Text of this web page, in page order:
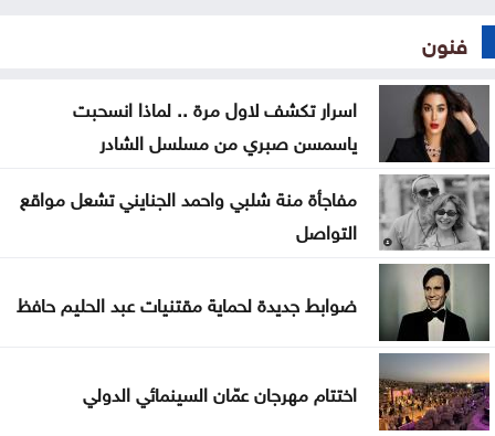
فنون
اسرار تكشف لاول مرة .. لماذا انسحبت
ياسمسن صبري من مسلسل الشادر
مفاجأة منة شلبي واحمد الجنايني تشعل مواقع
التواصل
ضوابط جديدة لحماية مقتنيات عبد الحليم حافظ
اختتام مهرجان عمّان السينمائي الدولي